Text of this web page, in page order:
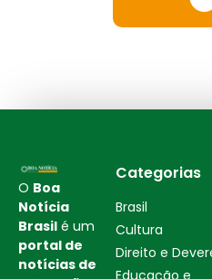
O Boa
Notícia
Brasil é um
portal de
notícias de
Categorias
Brasil
Cultura
Direito e
Educação e